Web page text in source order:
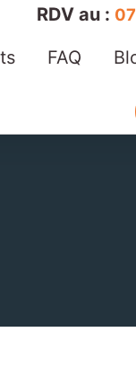
RDV au :
FAQ